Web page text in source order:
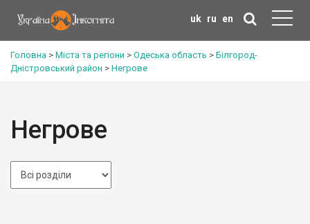
uk ru en
Головна > Міста та регіони > Одеська область > Білгород-
Дністровський район > Негрове
Негрове